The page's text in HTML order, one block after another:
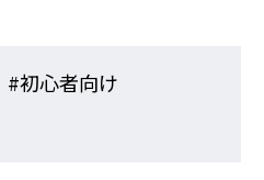
#初心者向け